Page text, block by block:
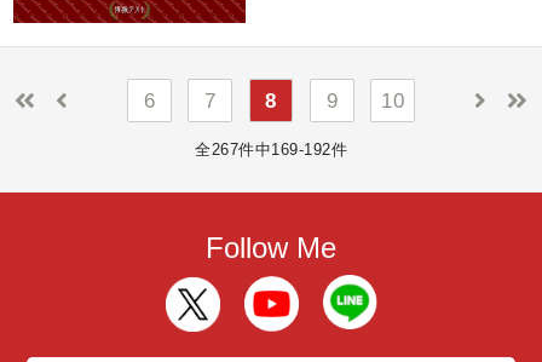
6 7 8 9 10
全267件中169-192件
Follow Me